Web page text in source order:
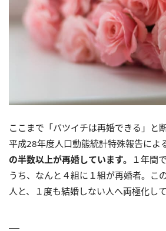
ここまで「バツイチは再婚できる」と
平成28年度人口動態統計特殊報告による
の半数以上が再婚しています。
１年間
うち、なんと４組に１組が再婚者。こ
人と、１度も結婚しない人へ両極化し